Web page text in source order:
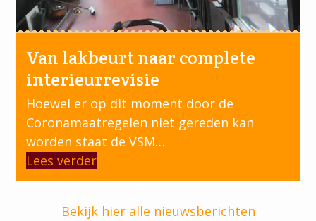
Van lakbeurt naar complete
interieurrevisie
Hoewel er op dit moment door de
Coronamaatregelen niet gereden kan
worden staat de VSM…
Lees verder
Bekijk hier alle nieuwsberichten